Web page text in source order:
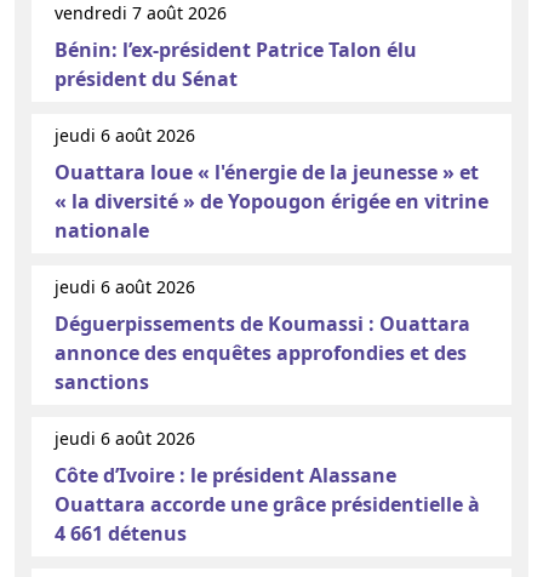
vendredi 7 août 2026
Bénin: l’ex-président Patrice Talon élu
président du Sénat
jeudi 6 août 2026
Ouattara loue « l'énergie de la jeunesse » et
« la diversité » de Yopougon érigée en vitrine
nationale
jeudi 6 août 2026
Déguerpissements de Koumassi : Ouattara
annonce des enquêtes approfondies et des
sanctions
jeudi 6 août 2026
Côte d’Ivoire : le président Alassane
Ouattara accorde une grâce présidentielle à
4 661 détenus